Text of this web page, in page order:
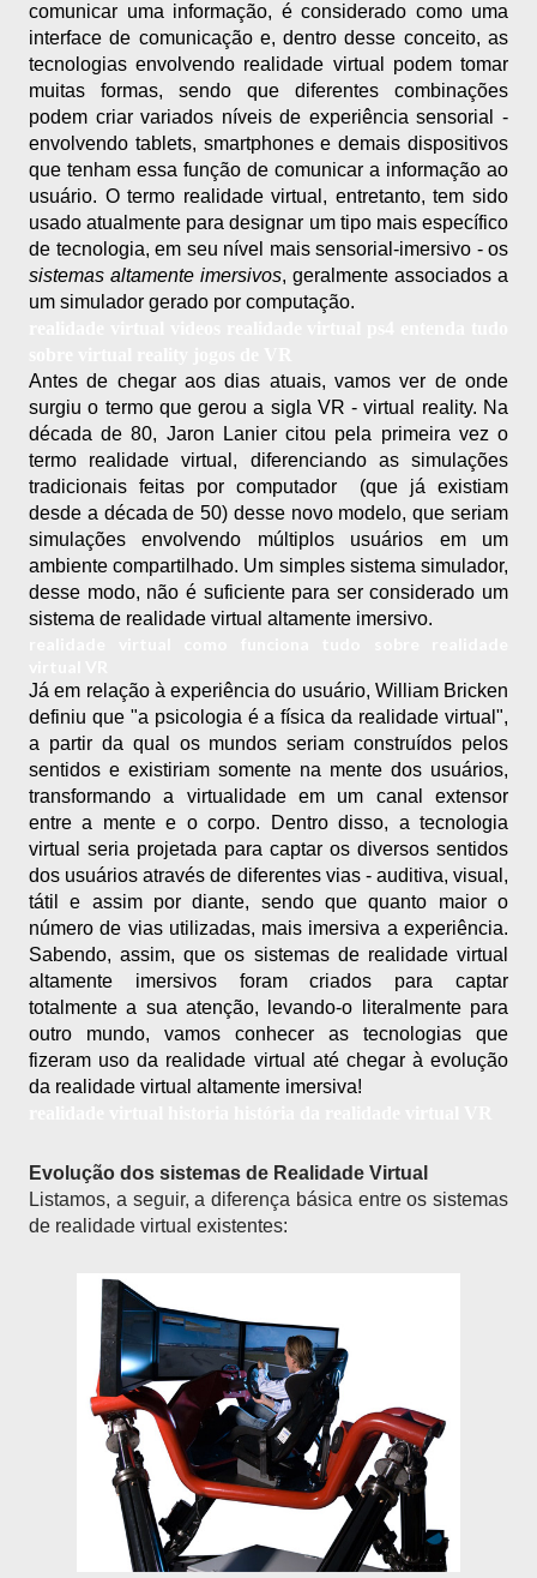
comunicar uma informação, é considerado como uma
interface de comunicação e, dentro desse conceito, as
tecnologias envolvendo realidade virtual podem tomar
muitas formas, sendo que diferentes combinações
podem criar variados níveis de experiência sensorial -
envolvendo tablets, smartphones e demais dispositivos
que tenham essa função de comunicar a informação ao
usuário. O termo realidade virtual, entretanto, tem sido
usado atualmente para designar um tipo mais específico
sistemas altamente imersivos, geralmente associados a
um simulador gerado por computação.
Antes de chegar aos dias atuais, vamos ver de onde
surgiu o termo que gerou a sigla VR - virtual reality. Na
década de 80, Jaron Lanier citou pela primeira vez o
termo realidade virtual, diferenciando as simulações
tradicionais feitas por computador  (que já existiam
desde a década de 50) desse novo modelo, que seriam
simulações envolvendo múltiplos usuários em um
ambiente compartilhado. Um simples sistema simulador,
desse modo, não é suficiente para ser considerado um
sistema de realidade virtual altamente imersivo.
Já em relação à experiência do usuário, William Bricken
definiu que "a psicologia é a física da realidade virtual",
a partir da qual os mundos seriam construídos pelos
sentidos e existiriam somente na mente dos usuários,
transformando a virtualidade em um canal extensor
entre a mente e o corpo. Dentro disso, a tecnologia
virtual seria projetada para captar os diversos sentidos
dos usuários através de diferentes vias - auditiva, visual,
tátil e assim por diante, sendo que quanto maior o
número de vias utilizadas, mais imersiva a experiência.
Sabendo, assim, que os sistemas de realidade virtual
altamente imersivos foram criados para captar
totalmente a sua atenção, levando-o literalmente para
outro mundo, vamos conhecer as tecnologias que
fizeram uso da realidade virtual até chegar à evolução
da realidade virtual altamente imersiva!
Evolução dos sistemas de Realidade Virtual
Listamos, a seguir, a diferença básica entre os sistemas
de realidade virtual existentes: